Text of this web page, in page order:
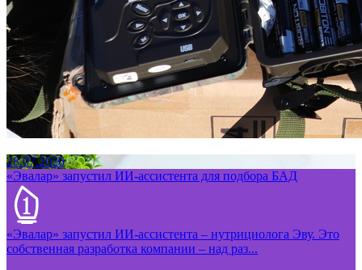
28.07.2026
«Эвалар» запустил ИИ-ассистента для подбора БАД
«Эвалар» запустил ИИ-ассистента – нутрициолога Эву. Это
собственная разработка компании – над раз...